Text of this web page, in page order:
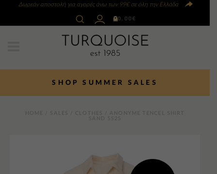
Δωρεάν αποστολή για αγορές άνω των 99€ σε όλη την Ελλάδα
00,00€
SHOP SUMMER SALES